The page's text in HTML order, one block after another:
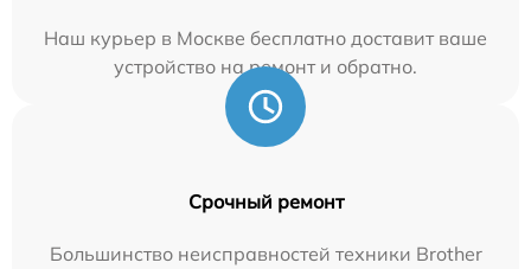
Наш курьер в Москве бесплатно доставит ваше
устройство на ремонт и обратно.
Срочный ремонт
Большинство неисправностей техники Brother